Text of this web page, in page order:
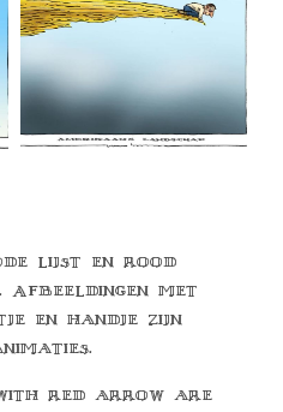
lijst en rood
met
en handje zijn
with red arrow are